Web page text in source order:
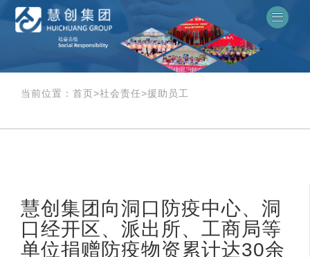
当前位置： 首页>社会责任>援助员工
慧创集团向洞口防疫中心、洞
口经开区、派出所、工商局等
单位捐赠防疫物资累计达30余